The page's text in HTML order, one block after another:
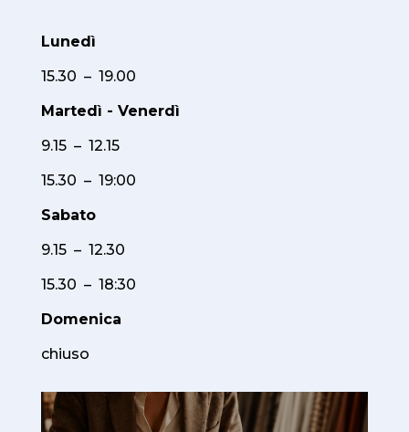
Lunedì
15.30 – 19.00
Martedì - Venerdì
9.15 – 12.15
15.30 – 19:00
Sabato
9.15 – 12.30
15.30 – 18:30
Domenica
chiuso